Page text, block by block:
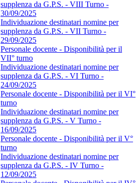
supplenza da G.P.S. - VIII Turno -
30/09/2025
Individuazione destinatari nomine per
supplenza da G.P.S. - VII Turno -
29/09/2025
Personale docente - Disponibilità per il
VII° turno
Individuazione destinatari nomine per
supplenza da G.P.S. - VI Turno -
24/09/2025
Personale docente - Disponibilità per il VI°
turno
Individuazione destinatari nomine per
supplenza da G.P.S. - V Turno -
16/09/2025
Personale docente - Disponibilità per il V°
turno
Individuazione destinatari nomine per
supplenza da G.P.S. - IV Turno -
12/09/2025